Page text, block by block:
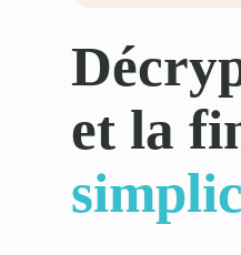
et la